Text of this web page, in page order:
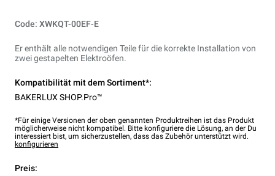
Code: XWKQT-00EF-E
Er enthält alle notwendigen Teile für die korrekte Installation von
zwei gestapelten Elektroöfen.
Kompatibilität mit dem Sortiment*:
BAKERLUX SHOP.Pro™
*Für einige Versionen der oben genannten Produktreihen ist das Produkt
möglicherweise nicht kompatibel. Bitte konfiguriere die Lösung, an der Du
interessiert bist, um sicherzustellen, dass das Zubehör unterstützt wird.
konfigurieren
Preis: